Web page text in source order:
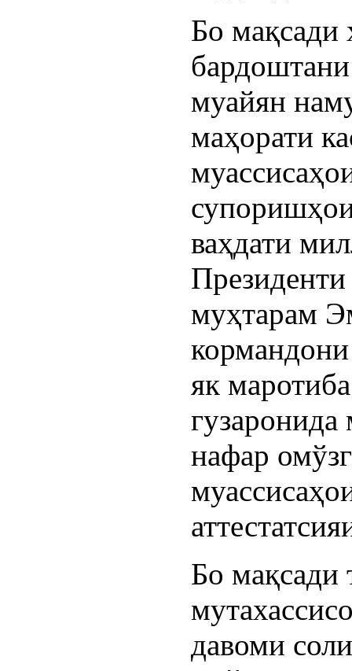
Бо мақсади
муайян
маҳорати
ваҳдати
муҳтарам
як
нафар
Бо мақсади
давоми